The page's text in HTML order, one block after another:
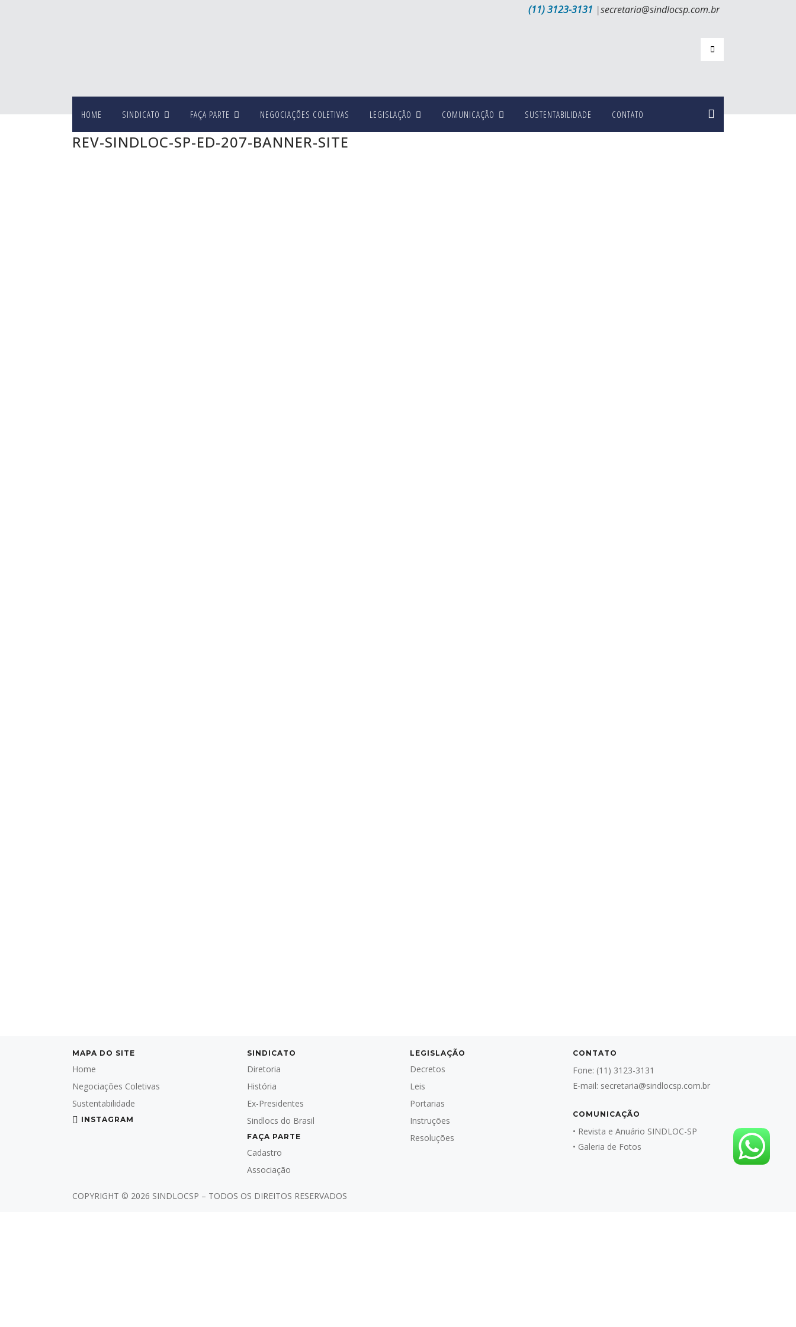
(11) 3123-3131 |secretaria@sindlocsp.com.br
HOME SINDICATO FAÇA PARTE NEGOCIAÇÕES COLETIVAS LEGISLAÇÃO COMUNICAÇÃO SUSTENTABILIDADE CONTATO
REV-SINDLOC-SP-ED-207-BANNER-SITE
MAPA DO SITE
Home
Negociações Coletivas
Sustentabilidade
INSTAGRAM
SINDICATO
Diretoria
História
Ex-Presidentes
Sindlocs do Brasil
FAÇA PARTE
Cadastro
Associação
LEGISLAÇÃO
Decretos
Leis
Portarias
Instruções
Resoluções
CONTATO
Fone: (11) 3123-3131
E-mail: secretaria@sindlocsp.com.br
COMUNICAÇÃO
• Revista e Anuário SINDLOC-SP
• Galeria de Fotos
COPYRIGHT © 2026 SINDLOCSP – TODOS OS DIREITOS RESERVADOS